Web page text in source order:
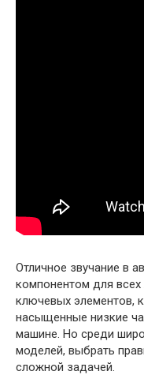
Отличное звучание в
компонентом для
ключевых элементов,
насыщенные низкие
машине. Но среди
моделей, выбрать
сложной задачей.